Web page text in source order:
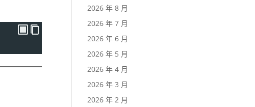
2026 年 8 月
2026 年 7 月
2026 年 6 月
2026 年 5 月
2026 年 4 月
2026 年 3 月
2026 年 2 月